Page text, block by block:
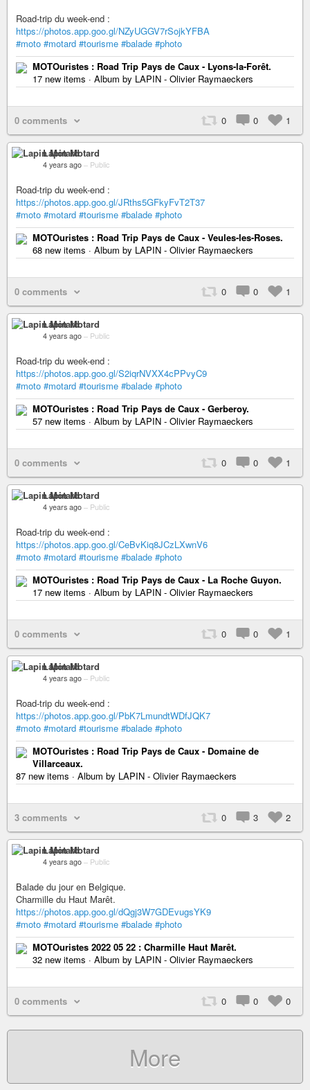
Road-trip du week-end :
https://photos.app.goo.gl/NZyUGGV7rSojkYFBA
#moto #motard #tourisme #balade #photo
MOTOuristes : Road Trip Pays de Caux - Lyons-la-Forêt.
17 new items · Album by LAPIN - Olivier Raymaeckers
0 comments 0 0 1
Lapin Motard
4 years ago – Public
Road-trip du week-end :
https://photos.app.goo.gl/JRths5GFkyFvT2T37
#moto #motard #tourisme #balade #photo
MOTOuristes : Road Trip Pays de Caux - Veules-les-Roses.
68 new items · Album by LAPIN - Olivier Raymaeckers
0 comments 0 0 1
Lapin Motard
4 years ago – Public
Road-trip du week-end :
https://photos.app.goo.gl/S2iqrNVXX4cPPvyC9
#moto #motard #tourisme #balade #photo
MOTOuristes : Road Trip Pays de Caux - Gerberoy.
57 new items · Album by LAPIN - Olivier Raymaeckers
0 comments 0 0 1
Lapin Motard
4 years ago – Public
Road-trip du week-end :
https://photos.app.goo.gl/CeBvKiq8JCzLXwnV6
#moto #motard #tourisme #balade #photo
MOTOuristes : Road Trip Pays de Caux - La Roche Guyon.
17 new items · Album by LAPIN - Olivier Raymaeckers
0 comments 0 0 1
Lapin Motard
4 years ago – Public
Road-trip du week-end :
https://photos.app.goo.gl/PbK7LmundtWDfJQK7
#moto #motard #tourisme #balade #photo
MOTOuristes : Road Trip Pays de Caux - Domaine de
Villarceaux.
87 new items · Album by LAPIN - Olivier Raymaeckers
3 comments 0 3 2
Lapin Motard
4 years ago – Public
Balade du jour en Belgique.
Charmille du Haut Marêt.
https://photos.app.goo.gl/dQgj3W7GDEvugsYK9
#moto #motard #tourisme #balade #photo
MOTOuristes 2022 05 22 : Charmille Haut Marêt.
32 new items · Album by LAPIN - Olivier Raymaeckers
0 comments 0 0 0
More